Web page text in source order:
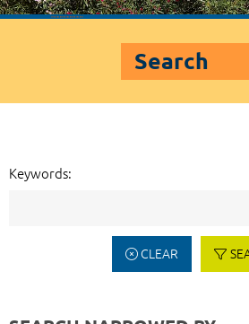
Search
Keywords:
CLEAR